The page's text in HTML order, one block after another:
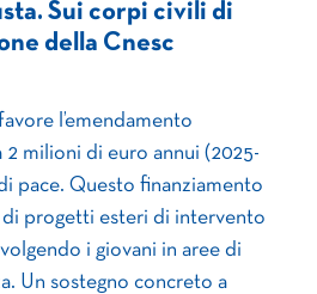
Sui corpi civili di
della Cnesc
l’emendamento
2 milioni di euro annui (2025-
pace. Questo finanziamento
di progetti esteri di intervento
i giovani in aree di
Un sostegno concreto a